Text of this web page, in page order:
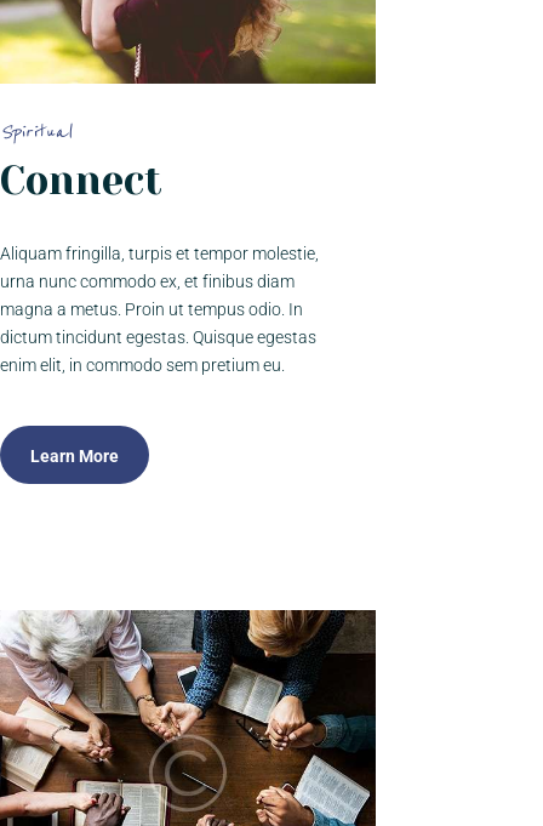
Spiritual
Connect
Aliquam fringilla, turpis et tempor molestie,
urna nunc commodo ex, et finibus diam
magna a metus. Proin ut tempus odio. In
dictum tincidunt egestas. Quisque egestas
enim elit, in commodo sem pretium eu.
Learn More